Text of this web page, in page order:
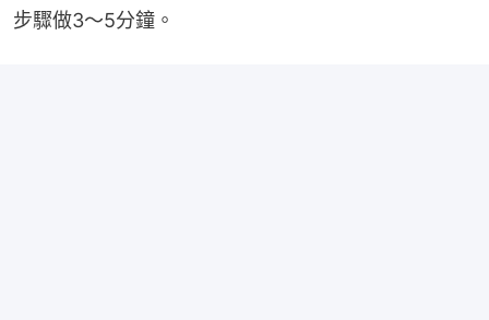
步驟做3～5分鐘。